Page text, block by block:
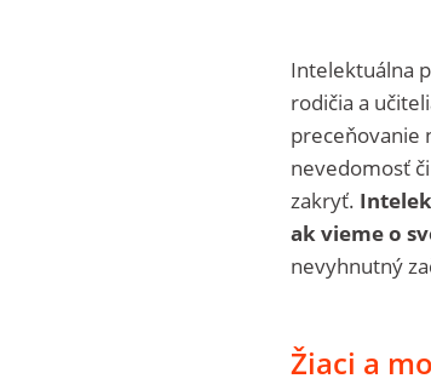
Intelektuálna
rodičia a
preceňovanie
nevedomosť
zakryť.
ak vieme o
nevyhnutný
Žiaci a